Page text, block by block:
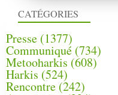
CATÉGORIES
Presse (1377)
Communiqué (734)
Metooharkis (608)
Harkis (524)
Rencontre (242)